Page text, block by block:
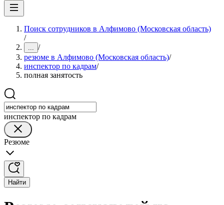
Поиск сотрудников в Алфимово (Московская область)
/
... /
резюме в Алфимово (Московская область)/
инспектор по кадрам/
полная занятость
инспектор по кадрам
Резюме
Найти